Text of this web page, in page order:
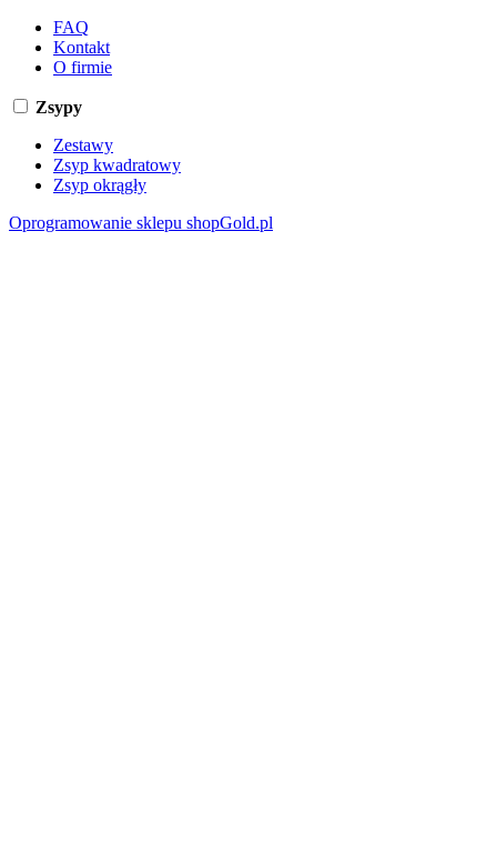
FAQ
Kontakt
O firmie
Zsypy
Zestawy
Zsyp kwadratowy
Zsyp okrągły
Oprogramowanie sklepu shopGold.pl